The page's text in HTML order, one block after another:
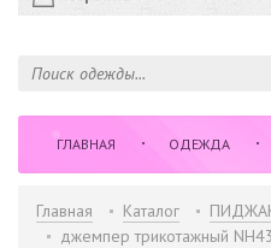
ГЛАВНАЯ ОДЕЖДА
РАСПРОДАЖА
Главная Каталог
джемпер трикотажный